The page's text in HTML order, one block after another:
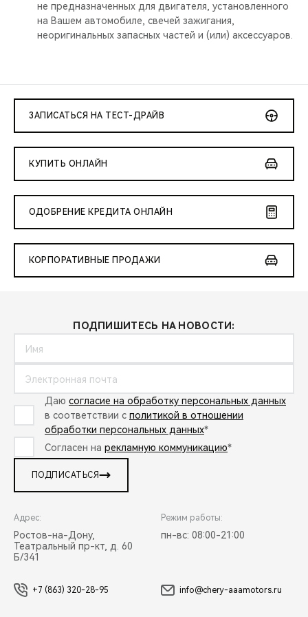
не предназначенных для двигателя, установленного
на Вашем автомобиле, свечей зажигания,
неоригинальных запасных частей и (или) аксессуаров.
ЗАПИСАТЬСЯ НА ТЕСТ-ДРАЙВ
КУПИТЬ ОНЛАЙН
ОДОБРЕНИЕ КРЕДИТА ОНЛАЙН
КОРПОРАТИВНЫЕ ПРОДАЖИ
ПОДПИШИТЕСЬ НА НОВОСТИ:
Даю согласие на обработку персональных данных
в соответствии с политикой в отношении
обработки персональных данных*
Согласен на рекламную коммуникацию*
ПОДПИСАТЬСЯ
Адрес:
Ростов-на-Дону,
Театральный пр-кт, д. 60
Б/341
Режим работы:
пн-вс: 08:00-21:00
+7 (863) 320-28-95 info@chery-aaamotors.ru